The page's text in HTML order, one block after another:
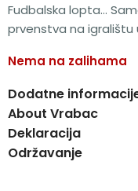
Fudbalska lopta…
prvenstva na igralištu
Nema na zalihama
Dodatne
About Vrabac
Deklaracija
Održavanje